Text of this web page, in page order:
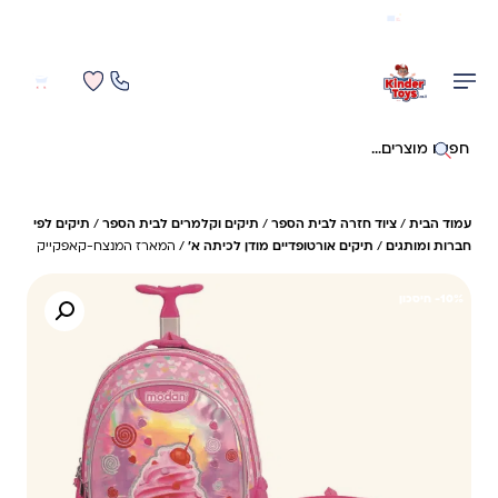
חיפוש באתר
עמוד הבית / ציוד חזרה לבית הספר / תיקים וקלמרים לבית הספר / תיקים לפי
חברות ומותגים / תיקים אורטופדיים מודן לכיתה א' / המארז המנצח-קאפקייק